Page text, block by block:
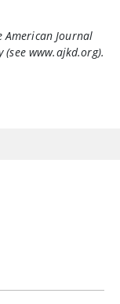
American Journal
(see www.ajkd.org).